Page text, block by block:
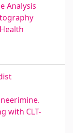
Analysis
with CLT-